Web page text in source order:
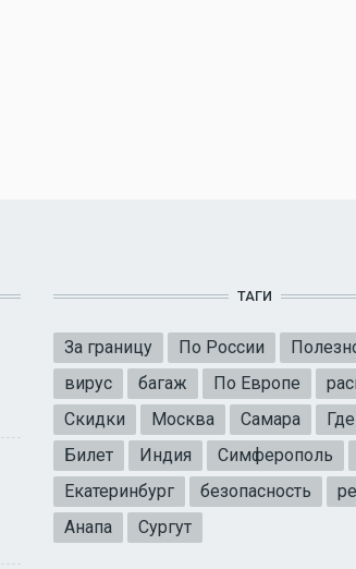
ТАГИ
За границу По России
вирус
багаж По Европе
Скидки
Москва Самара
Билет
Индия Симферополь
Екатеринбург
безопасность
Анапа
Сургут